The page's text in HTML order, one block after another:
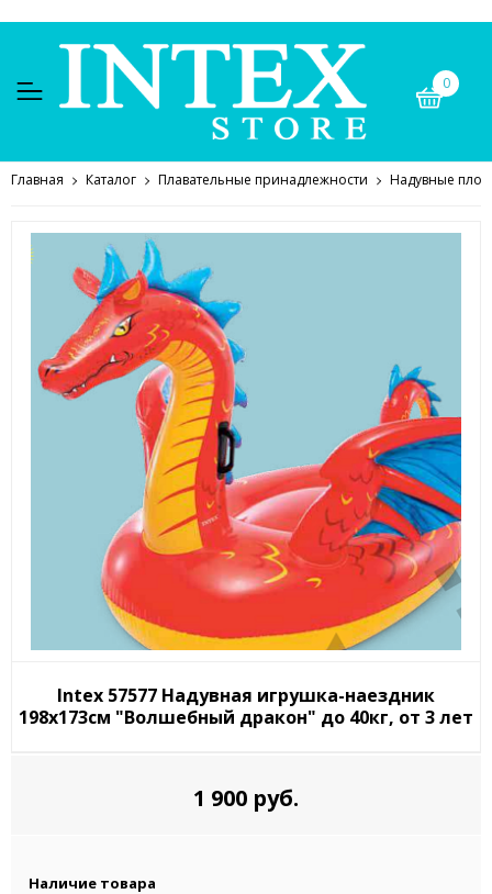
0
Главная Каталог Плавательные принадлежности Надувные
Intex 57577 Надувная игрушка-наездник
198х173см "Волшебный дракон" до 40кг, от 3 лет
1 900 руб.
Наличие товара